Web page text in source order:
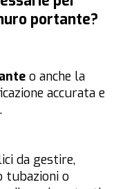
portante?
o anche la
accurata e
da gestire,
tubazioni o